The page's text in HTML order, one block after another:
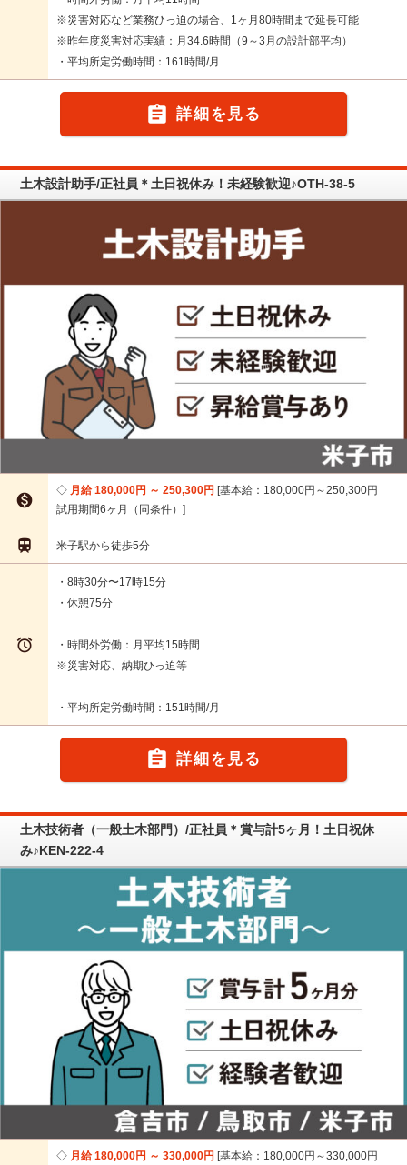
※災害対応など業務ひっ迫の場合、1ヶ月80時間まで延長可能
※昨年度災害対応実績：月34.6時間（9～3月の設計部平均）
・平均所定労働時間：161時間/月
 詳細を見る
土木設計助手/正社員＊土日祝休み！未経験歓迎♪OTH-38-5

月給 180,000円 ～ 250,300円 基本給：180,000円～250,300円
試用期間6ヶ月（同条件）
 米子駅から徒歩5分

・8時30分〜17時15分
・休憩75分
・時間外労働：月平均15時間
※災害対応、納期ひっ迫等
・平均所定労働時間：151時間/月
 詳細を見る
土木技術者（一般土木部門）/正社員＊賞与計5ヶ月！土日祝休
み♪KEN-222-4
月給 180,000円 ～ 330,000円 基本給：180,000円～330,000円